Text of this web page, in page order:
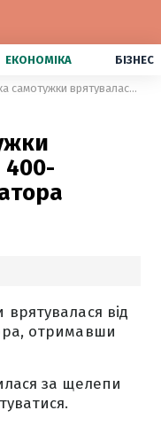
ЕКОНОМІКА БІЗНЕС
У США жінка самотужки врятувалася з пащі 400-кілограмового алігатора
400-
від
отримавши
за щелепи